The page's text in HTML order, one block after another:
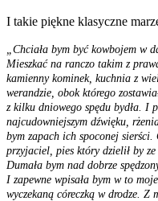
I takie piękne klasyczne
„Chciała bym być kowbojem w
Mieszkać na ranczo takim z
kamienny kominek, kuchnia z
werandzie, obok którego
z kilku dniowego spędu bydła. I
najcudowniejszym dźwięku,
bym zapach ich spoconej
przyjaciel, pies który dzielił by
Dumała bym nad dobrze
I zapewne wpisała bym w to
wyczekaną córeczką w drodze. Z